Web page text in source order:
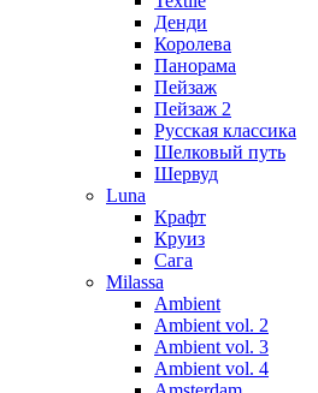
Денди
Королева
Панорама
Пейзаж
Пейзаж 2
Русская классика
Шелковый путь
Шервуд
Luna
Крафт
Круиз
Сага
Milassa
Ambient
Ambient vol. 2
Ambient vol. 3
Ambient vol. 4